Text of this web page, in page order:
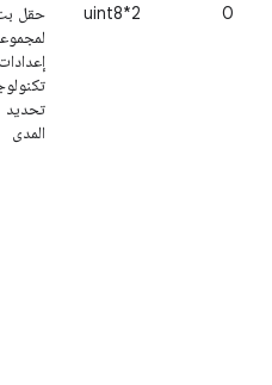
0
uint8*2
حقل
إعدادات
تحديد
المدى